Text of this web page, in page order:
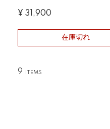
¥ 31,900
在庫切れ
9